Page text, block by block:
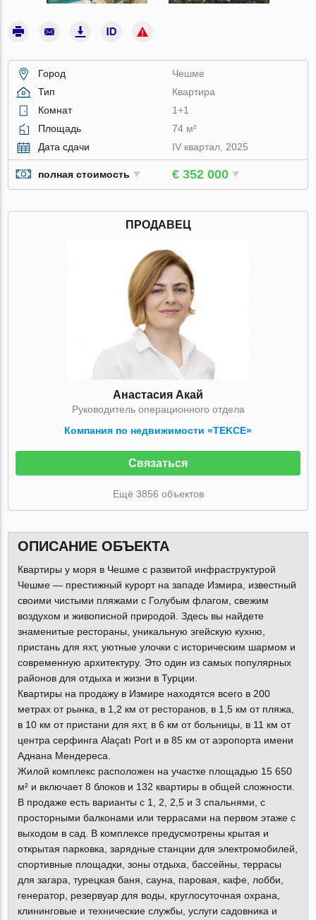
Город
Чешме
Тип
Квартира
Комнат
1+1
Площадь
74 м²
Дата сдачи
IV квартал, 2025
полная стоимость € 352 000
ПРОДАВЕЦ
Анастасия Акай
Руководитель операционного отдела
Компания по недвижимости «TEKCE»
Связаться
Ещё 3856 объектов
ОПИСАНИЕ ОБЪЕКТА
Квартиры у моря в Чешме с развитой инфраструктурой
Чешме — престижный курорт на западе Измира, известный
своими чистыми пляжами с Голубым флагом, свежим
воздухом и живописной природой. Здесь вы найдете
знаменитые рестораны, уникальную эгейскую кухню,
пристань для яхт, уютные улочки с историческим шармом и
современную архитектуру. Это один из самых популярных
районов для отдыха и жизни в Турции.
Квартиры на продажу в Измире находятся всего в 200
метрах от рынка, в 1,2 км от ресторанов, в 1,5 км от пляжа,
в 10 км от пристани для яхт, в 6 км от больницы, в 11 км от
центра серфинга Alaçatı Port и в 85 км от аэропорта имени
Аднана Мендереса.
Жилой комплекс расположен на участке площадью 15 650
м² и включает 8 блоков и 132 квартиры в общей сложности.
В продаже есть варианты с 1, 2, 2,5 и 3 спальнями, с
просторными балконами или террасами на первом этаже с
выходом в сад. В комплексе предусмотрены крытая и
открытая парковка, зарядные станции для электромобилей,
спортивные площадки, зоны отдыха, бассейны, террасы
для загара, турецкая баня, сауна, паровая, кафе, лобби,
генератор, резервуар для воды, круглосуточная охрана,
клининговые и технические службы, услуги садовника и